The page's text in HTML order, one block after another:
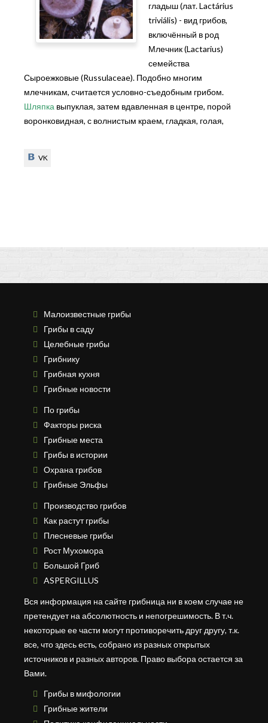
гладыш (лат. Lactárius
triviális) - вид грибов,
включённый в род
Млечник (Lactarius)
семейства
Сыроежковые (Russulaceae). Подобно многим
млечникам, считается условно-съедобным грибом.
Шляпка выпуклая, затем вдавленная в центре, порой
воронковидная, с волнистым краем, гладкая, голая,
VK
VK
Малоизвестные грибы
Грибы в саду
Целебные грибы
Грибнику
Грибная кухня
Грибные новости
По грибы
Факторы риска
Грибные места
Грибы в истории
Охрана грибов
Грибные Эльфы
Производство грибов
Как растут грибы
Плесневые грибы
Рост Мухомора
Большой Гриб
ASPERGILLUS
Вся информация на сайте грибница ни в коем случае не
претендует на абсолютность и непогрешимость. В т.ч.
некоторые ее части могут противоречить друг другу, т.к.
все, что здесь есть, собрано из разных открытых
источников и разных авторов. Право выбора остается за
Вами.
Грибы в мифологии
Грибные жители